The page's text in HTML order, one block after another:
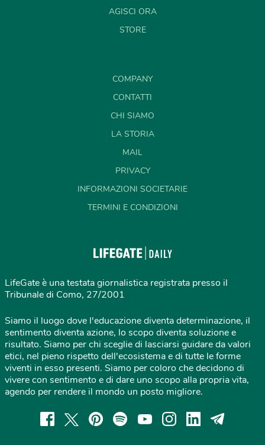
AGISCI ORA
STORE
COMPANY
CONTATTI
CHI SIAMO
LA STORIA
MAIL
PRIVACY
INFORMAZIONI SOCIETARIE
TERMINI E CONDIZIONI
LifeGate è una testata giornalistica registrata presso il
Tribunale di Como, 27/2001
Siamo il luogo dove l'educazione diventa determinazione, il
sentimento diventa azione, lo scopo diventa soluzione e
risultato. Siamo per chi sceglie di lasciarsi guidare da valori
etici, nel pieno rispetto dell'ecosistema e di tutte le forme
viventi in esso presenti. Siamo per coloro che decidono di
vivere con sentimento e di dare uno scopo alla propria vita,
agendo per rendere il mondo un posto migliore.